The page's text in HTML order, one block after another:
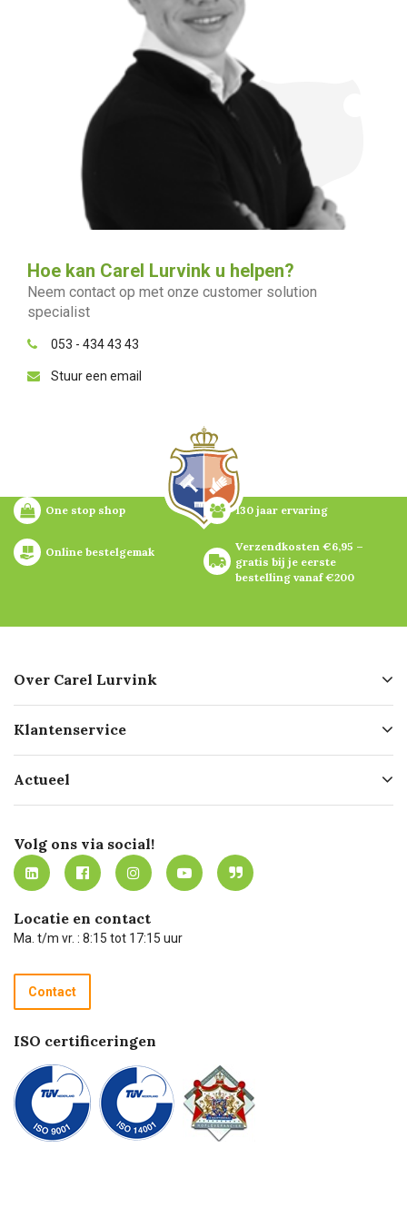
Hoe kan Carel Lurvink u helpen?
Neem contact op met onze customer solution
specialist
053 - 434 43 43
Stuur een email
One stop shop 130 jaar ervaring
Online bestelgemak
Verzendkosten €6,95 –
gratis bij je eerste
bestelling vanaf €200
Over Carel Lurvink
Geschiedenis
Missie
Certificering
Werken bij Carel Lurvink
MVO
Klantenservice
Bezorgen
Mijn Carel Lurvink
Mijn Carel Lurvink instructievideo's
Carel Lurvink App
Hulp op afstand
Technische dienst
Recycle programma
Betalen
Actueel
Innovation LAB
Tevreden klanten
Carel Lurvink Blog
Carel de podcast
Volg ons via social!
Locatie en contact
Ma. t/m vr. : 8:15 tot 17:15 uur
Contact
ISO certificeringen